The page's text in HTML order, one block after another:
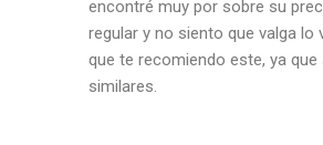
encontré muy por sobre su
regular y no siento que valga lo
que te recomiendo este, ya que
similares.